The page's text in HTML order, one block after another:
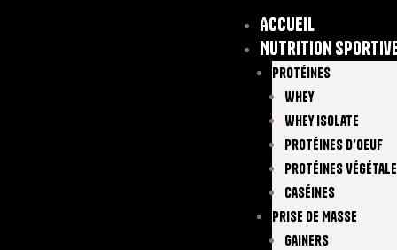
Accueil
Nutrition
Protéines
Whey
Whey Isolate
Protéines D’oeuf
Protéines
Caséines
Prise De Masse
Gainers